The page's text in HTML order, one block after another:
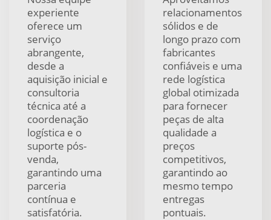
experiente
oferece um
serviço
abrangente,
desde a
aquisição inicial e
consultoria
técnica até a
coordenação
logística e o
suporte pós-
venda,
garantindo uma
parceria
contínua e
satisfatória.
relacionamentos
sólidos e de
longo prazo com
fabricantes
confiáveis e uma
rede logística
global otimizada
para fornecer
peças de alta
qualidade a
preços
competitivos,
garantindo ao
mesmo tempo
entregas
pontuais.